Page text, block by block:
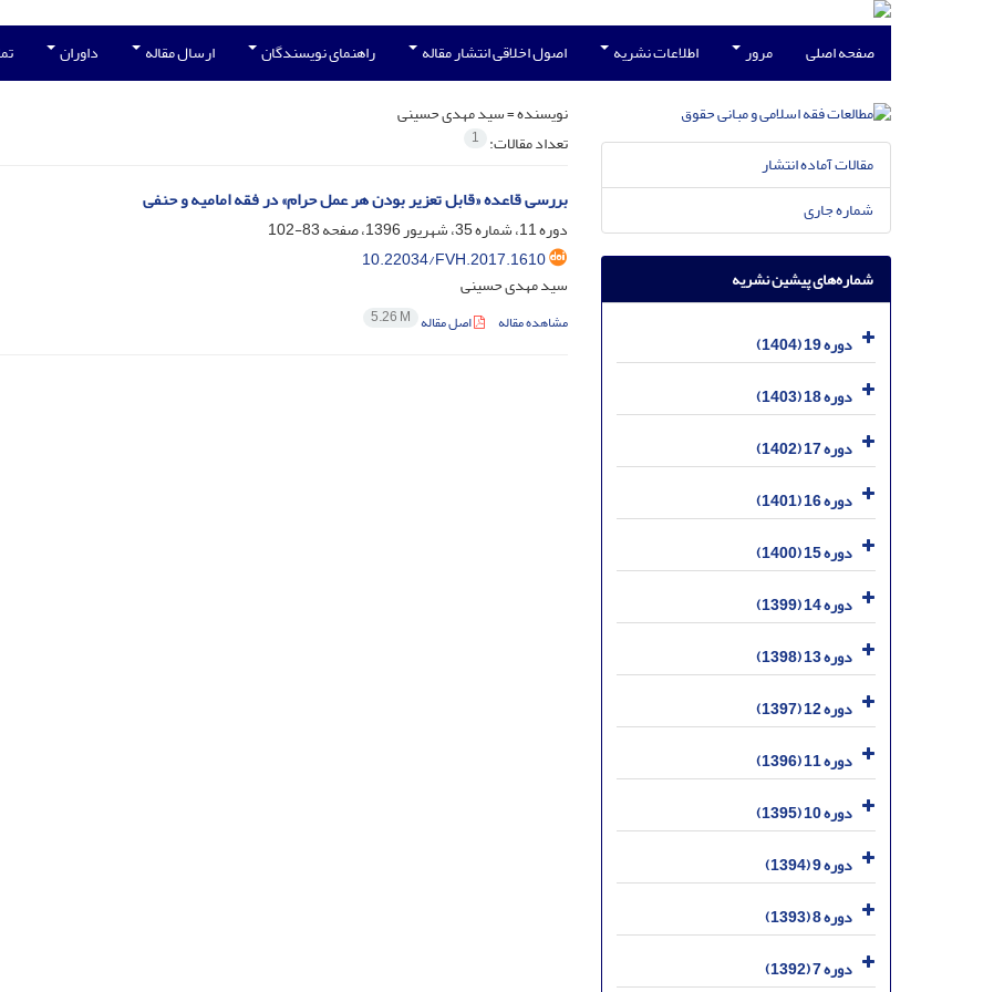
صفحه اصلی مرور اطلاعات نشریه اصول اخلاقی انتشار مقاله راهنمای نویسندگان ارسال مقاله داوران
نویسنده =سید مهدی حسینی
تعداد مقالات: 1
بررسی قاعده «قابل تعزیر بودن هر عمل حرام» در فقه امامیه و حنفی
دوره 11، شماره 35، شهریور 1396، صفحه
83-102
10.22034/FVH.2017.1610
سید مهدی حسینی
مشاهده مقاله اصل مقاله 5.26 M
مقالات آماده انتشار
شماره جاری
شماره‌های پیشین نشریه
دوره 19 (1404)
دوره 18 (1403)
دوره 17 (1402)
دوره 16 (1401)
دوره 15 (1400)
دوره 14 (1399)
دوره 13 (1398)
دوره 12 (1397)
دوره 11 (1396)
دوره 10 (1395)
دوره 9 (1394)
دوره 8 (1393)
دوره 7 (1392)